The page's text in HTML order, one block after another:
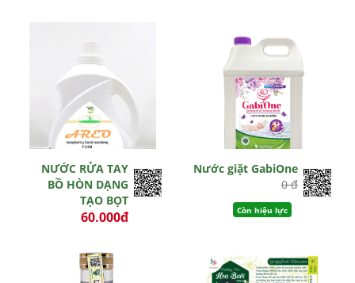
NƯỚC RỬA TAY
BỒ HÒN DẠNG
TẠO BỌT
60.000đ
Hết hiệu lực
Nước giặt GabiOne
0 đ
Còn hiệu lực